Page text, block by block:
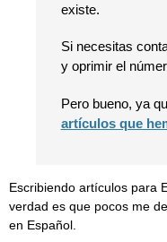
existe.
Si necesitas
y oprimir el
Pero bueno, ya
artículos que
Escribiendo artículos para
verdad es que pocos me
en Español.